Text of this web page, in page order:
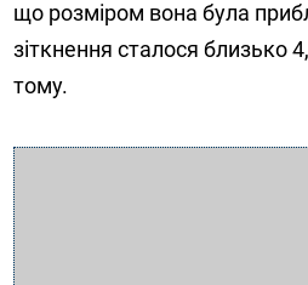
що розміром вона була
зіткнення сталося близько
тому.